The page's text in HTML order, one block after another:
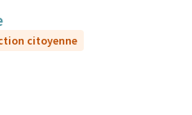
citoyenne